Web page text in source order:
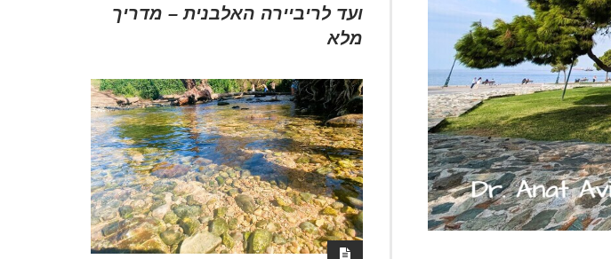
ועד לריביירה האלבנית – מדריך
מלא